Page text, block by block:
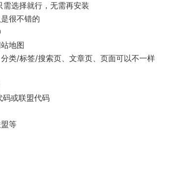
选择就行，无需再安装
很不错的
地图
类/标签/搜索页、文章页、页面可以不一样
码或联盟代码
等